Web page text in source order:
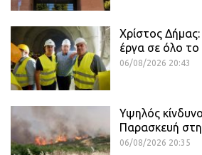
Χρίστος
έργα σε όλο
06/08/2026 20:43
Υψηλός
Παρασκευή
06/08/2026 20:35